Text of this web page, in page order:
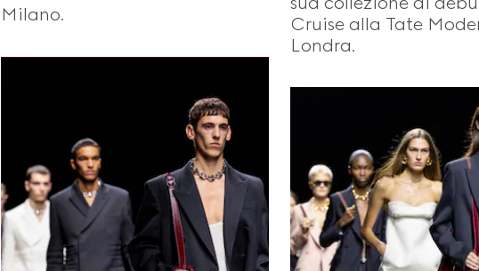
Milano.
Cruise alla Tate
Londra.